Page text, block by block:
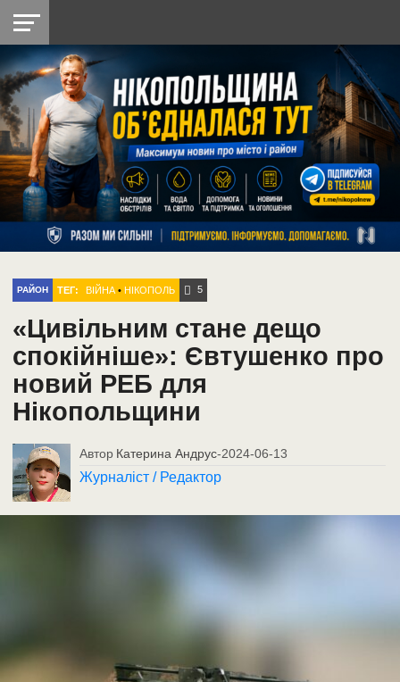
НІКОПОЛЬ
РАЙОН
СІЧЕСЛАВСЬКА
УКРАЇНА
РЕТРО
НІКОПОЛЬ
ЛАЙТ
УКРАЇНА
ДОПОМОГА
РАДІО
РАЙОН ТЕГ: ВІЙНА •НІКОПОЛЬ 5
«Цивільним стане дещо
спокійніше»: Євтушенко про
новий РЕБ для
Нікопольщини
Автор Катерина Андрус-2024-06-13
Журналіст / Редактор